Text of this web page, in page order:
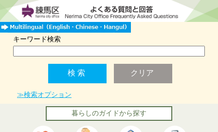
キーワード検索
≫検索オプション
暮らしのガイドから探す